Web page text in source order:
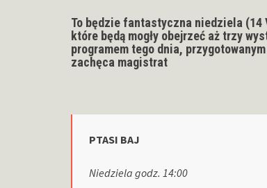
To będzie fantastyczna niedziela (14
które będą mogły obejrzeć aż trzy
programem tego dnia,
zachęca magistrat
PTASI BAJ
Niedziela godz. 14:00